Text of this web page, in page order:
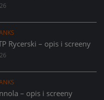
Rycerski – opis i screeny
– opis i screeny